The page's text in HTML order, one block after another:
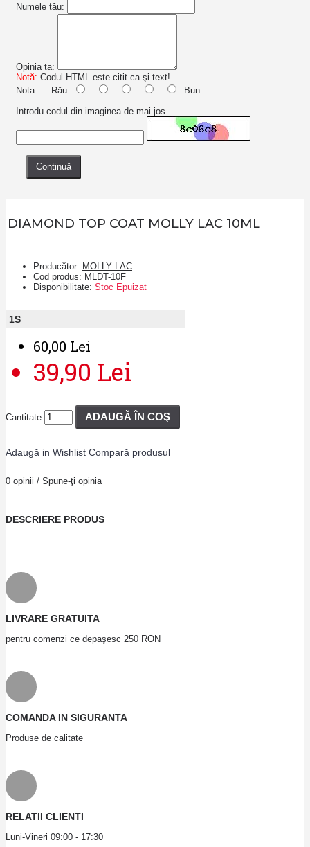
Numele tău:
Opinia ta:
Notă: Codul HTML este citit ca şi text!
Nota: Rău
Bun
Introdu codul din imaginea de mai jos
Continuă
DIAMOND TOP COAT MOLLY LAC 10ML
Producător: MOLLY LAC
Cod produs: MLDT-10F
Disponibilitate: Stoc Epuizat
1S
60,00 Lei
39,90 Lei
Cantitate ADAUGĂ ÎN COŞ
Adaugă in Wishlist Compară produsul
0 opinii / Spune-ţi opinia
DESCRIERE PRODUS
LIVRARE GRATUITA
pentru comenzi ce depaşesc 250 RON
COMANDA IN SIGURANTA
Produse de calitate
RELATII CLIENTI
Luni-Vineri 09:00 - 17:30